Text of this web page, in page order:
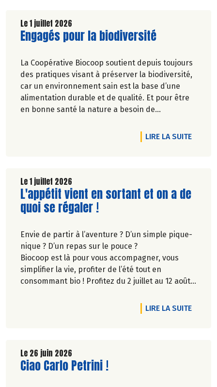
Le 1 juillet 2026
Lire la suite de l'article
Engagés pour la biodiversité
La Coopérative Biocoop soutient depuis toujours
des pratiques visant à préserver la biodiversité,
car un environnement sain est la base d’une
alimentation durable et de qualité. Et pour être
en bonne santé la nature a besoin de
LIRE LA SUITEDE
Le 1 juillet 2026
Lire la suite de l'article
L'appétit vient en sortant et on a de
quoi se régaler !
Envie de partir à l’aventure ? D’un simple pique-
nique ? D’un repas sur le pouce ?
Biocoop est là pour vous accompagner, vous
simplifier la vie, profiter de l’été tout en
consommant bio ! Profitez du 2 juillet au 12 août
LIRE LA SUITEDE
Le 26 juin 2026
Lire la suite de l'article
Ciao Carlo Petrini !